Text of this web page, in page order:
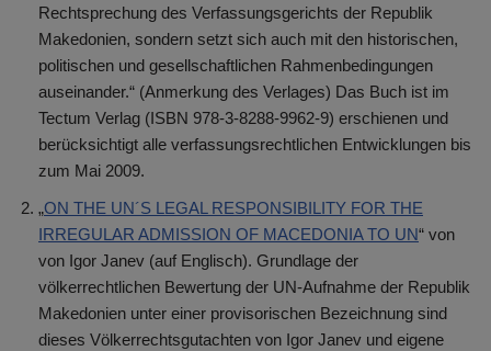
Rechtsprechung des Verfassungsgerichts der Republik
Makedonien, sondern setzt sich auch mit den historischen,
politischen und gesellschaftlichen Rahmenbedingungen
auseinander.“ (Anmerkung des Verlages) Das Buch ist im
Tectum Verlag (ISBN 978-3-8288-9962-9) erschienen und
berücksichtigt alle verfassungsrechtlichen Entwicklungen bis
zum Mai 2009.
„ON THE UN´S LEGAL RESPONSIBILITY FOR THE
IRREGULAR ADMISSION OF MACEDONIA TO UN“ von
von Igor Janev (auf Englisch). Grundlage der
völkerrechtlichen Bewertung der UN-Aufnahme der Republik
Makedonien unter einer provisorischen Bezeichnung sind
dieses Völkerrechtsgutachten von Igor Janev und eigene